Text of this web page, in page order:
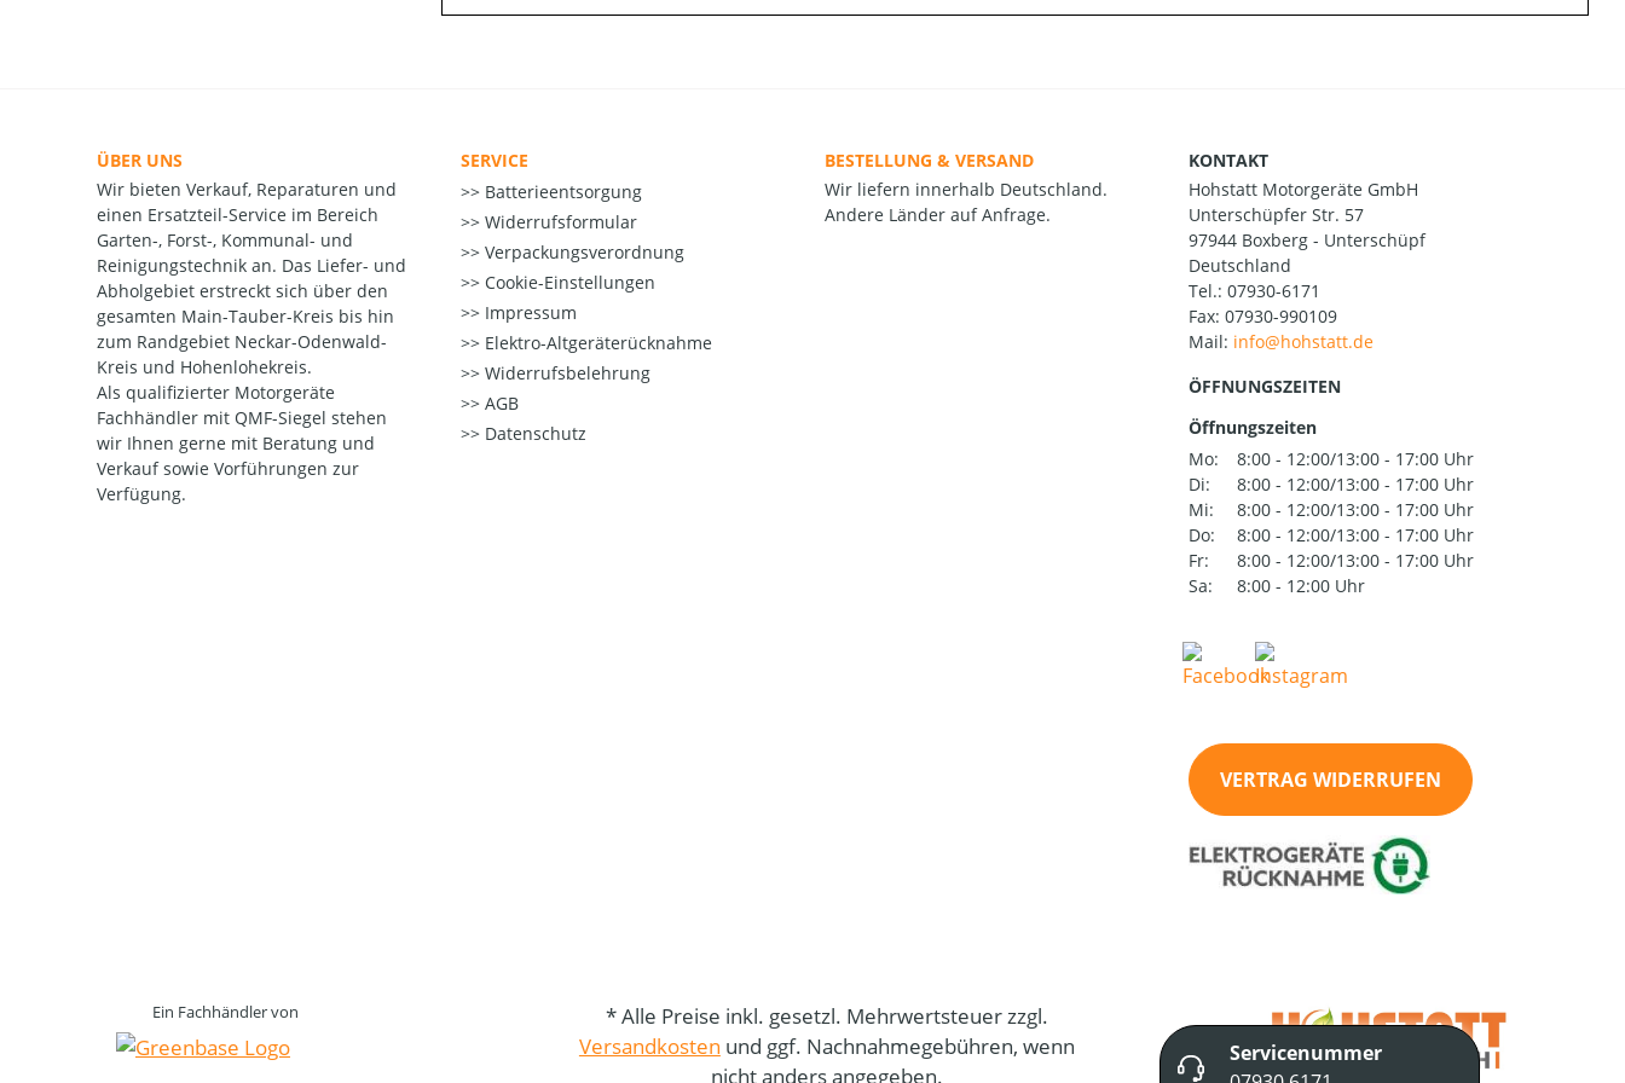
ÜBER UNS
Wir bieten Verkauf, Reparaturen und
einen Ersatzteil-Service im Bereich
Garten-, Forst-, Kommunal- und
Reinigungstechnik an. Das Liefer- und
Abholgebiet erstreckt sich über den
gesamten Main-Tauber-Kreis bis hin
zum Randgebiet Neckar-Odenwald-
Kreis und Hohenlohekreis.
Als qualifizierter Motorgeräte
Fachhändler mit QMF-Siegel stehen
wir Ihnen gerne mit Beratung und
Verkauf sowie Vorführungen zur
Verfügung.
SERVICE
Batterieentsorgung
Widerrufsformular
Verpackungsverordnung
Cookie-Einstellungen
Impressum
Elektro-Altgeräterücknahme
Widerrufsbelehrung
AGB
Datenschutz
BESTELLUNG & VERSAND
Wir liefern innerhalb Deutschland.
Andere Länder auf Anfrage.
KONTAKT
Hohstatt Motorgeräte GmbH
Unterschüpfer Str. 57
97944 Boxberg - Unterschüpf
Deutschland
Tel.: 07930-6171
Fax: 07930-990109
Mail:
ÖFFNUNGSZEITEN
Öffnungszeiten
Mo:
8:00 - 12:00/13:00 - 17:00 Uhr
Di:
8:00 - 12:00/13:00 - 17:00 Uhr
Mi:
8:00 - 12:00/13:00 - 17:00 Uhr
Do:
8:00 - 12:00/13:00 - 17:00 Uhr
Fr:
8:00 - 12:00/13:00 - 17:00 Uhr
Sa:
8:00 - 12:00 Uhr
VERTRAG WIDERRUFEN
Ein Fachhändler von
* Alle Preise inkl. gesetzl. Mehrwertsteuer zzgl.
Versandkosten und ggf. Nachnahmegebühren, wenn
nicht anders angegeben.
Servicenummer